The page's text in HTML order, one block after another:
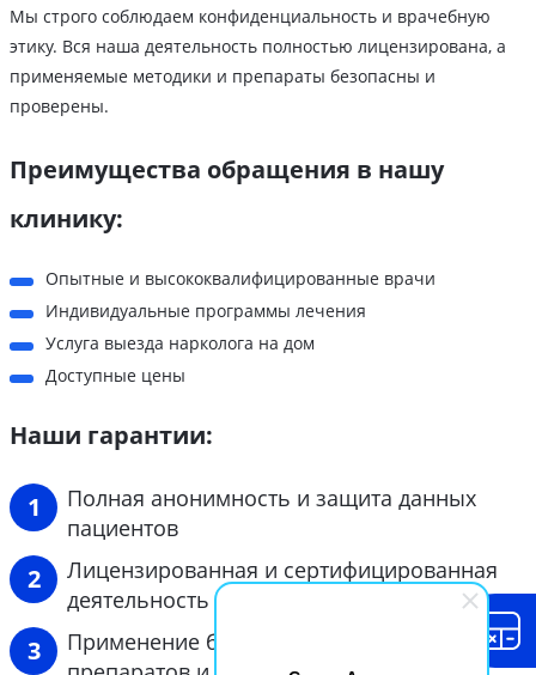
Мы строго соблюдаем конфиденциальность и врачебную
этику. Вся наша деятельность полностью лицензирована, а
применяемые методики и препараты безопасны и
проверены.
Преимущества обращения в нашу
клинику:
Опытные и высококвалифицированные врачи
Индивидуальные программы лечения
Услуга выезда нарколога на дом
Доступные цены
Наши гарантии:
Полная анонимность и защита данных
пациентов
Лицензированная и сертифицированная
деятельность
Применение безопасных и проверенных